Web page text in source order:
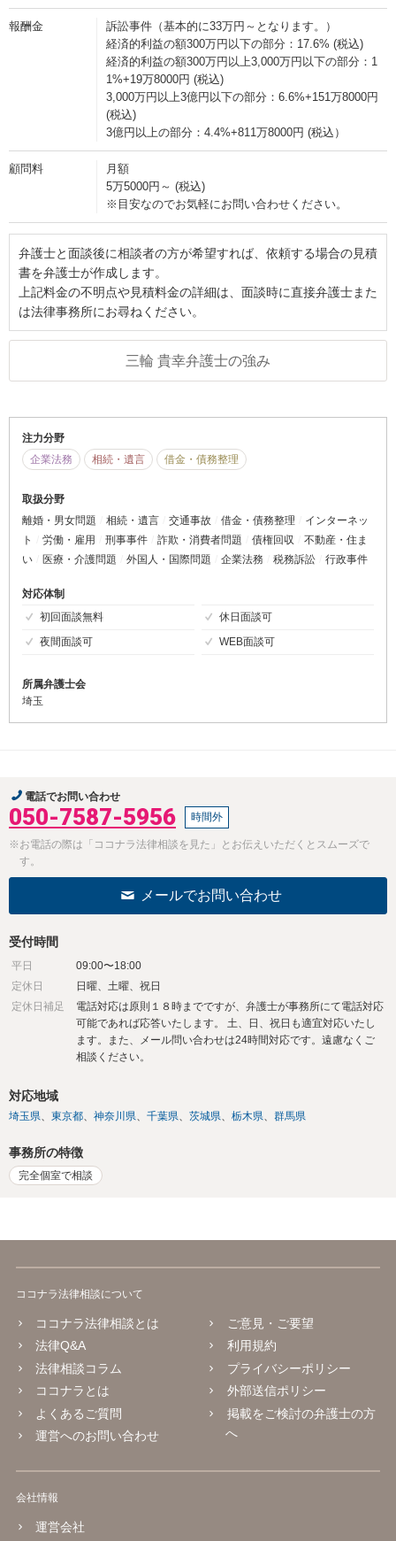
報酬金
訴訟事件（基本的に33万円～となります。）
経済的利益の額300万円以下の部分：17.6% (税込)
経済的利益の額300万円以上3,000万円以下の部分：1
1%+19万8000円 (税込)
3,000万円以上3億円以下の部分：6.6%+151万8000円
(税込)
3億円以上の部分：4.4%+811万8000円 (税込）
顧問料
月額
5万5000円～ (税込)
※目安なのでお気軽にお問い合わせください。
弁護士と面談後に相談者の方が希望すれば、依頼する場合の見積
書を弁護士が作成します。
上記料金の不明点や見積料金の詳細は、面談時に直接弁護士また
は法律事務所にお尋ねください。
三輪 貴幸弁護士の強み
注力分野
企業法務
相続・遺言 借金・債務整理
取扱分野
離婚・男女問題
相続・遺言 交通事故 借金・債務整理
インターネッ
ト
労働・雇用 刑事事件 詐欺・消費者問題 債権回収
不動産・住ま
い
医療・介護問題 外国人・国際問題 企業法務 税務訴訟 行政事件
対応体制
初回面談無料
休日面談可
夜間面談可
WEB面談可
所属弁護士会
埼玉
電話でお問い合わせ
050-7587-5956 時間外
※お電話の際は「ココナラ法律相談を見た」とお伝えいただくとスムーズで
す。
メールでお問い合わせ
受付時間
平日
09:00〜18:00
定休日
日曜、土曜、祝日
定休日補足
電話対応は原則１８時までですが、弁護士が事務所にて電話対応
可能であれば応答いたします。 土、日、祝日も適宜対応いたし
ます。また、メール問い合わせは24時間対応です。遠慮なくご
相談ください。
対応地域
埼玉県 東京都 神奈川県 千葉県 茨城県 栃木県 群馬県
事務所の特徴
完全個室で相談
ココナラ法律相談について
ココナラ法律相談とは
法律Q&A
法律相談コラム
ココナラとは
よくあるご質問
運営へのお問い合わせ
ご意見・ご要望
利用規約
プライバシーポリシー
外部送信ポリシー
掲載をご検討の弁護士の方
へ
会社情報
運営会社